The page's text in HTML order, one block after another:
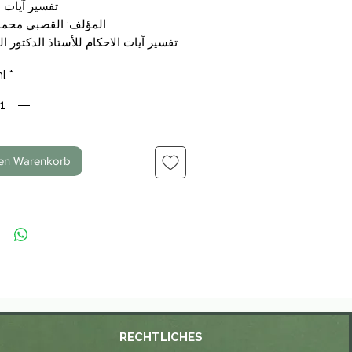
تفسير آيات
المؤلف: القصبي
لوجهات النظر الفقهية وكيف استنبطت
أصولية نفيسة عن الاختلاف
واسبابه وطرق دلالة
ألف
*
Warenkorb
RECHTLICHES